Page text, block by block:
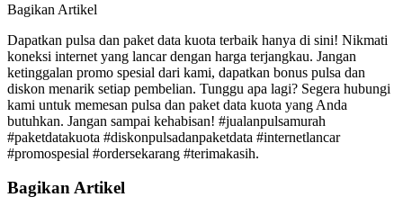
Bagikan Artikel
Dapatkan pulsa dan paket data kuota terbaik hanya di sini! Nikmati
koneksi internet yang lancar dengan harga terjangkau. Jangan
ketinggalan promo spesial dari kami, dapatkan bonus pulsa dan
diskon menarik setiap pembelian. Tunggu apa lagi? Segera hubungi
kami untuk memesan pulsa dan paket data kuota yang Anda
butuhkan. Jangan sampai kehabisan! #jualanpulsamurah
#paketdatakuota #diskonpulsadanpaketdata #internetlancar
#promospesial #ordersekarang #terimakasih.
Bagikan Artikel